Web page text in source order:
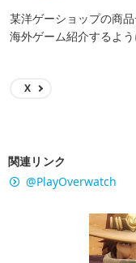
某洋ゲーショップの商
海外ゲーム紹介するよう
X
関連リンク
@PlayOverwatch